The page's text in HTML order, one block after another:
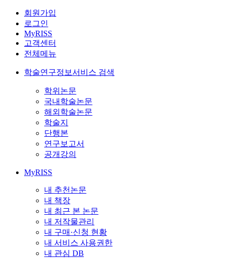
회원가입
로그인
MyRISS
고객센터
전체메뉴
학술연구정보서비스 검색
학위논문
국내학술논문
해외학술논문
학술지
단행본
연구보고서
공개강의
MyRISS
내 추천논문
내 책장
내 최근 본 논문
내 저작물관리
내 구매·신청 현황
내 서비스 사용권한
내 관심 DB